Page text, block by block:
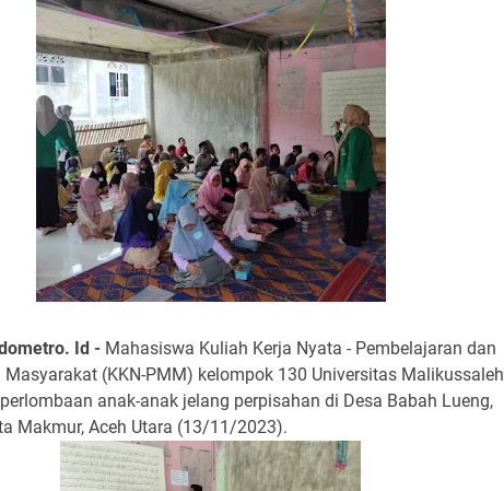
Id - Mahasiswa Kuliah Kerja Nyata - Pembelajaran dan
Masyarakat (KKN-PMM) kelompok 130 Universitas Malikussaleh
anak-anak jelang perpisahan di Desa Babah Lueng,
Makmur, Aceh Utara (13/11/2023).